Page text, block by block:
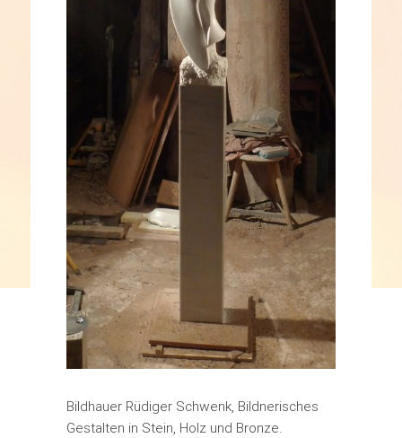
Bildhauer Rüdiger Schwenk, Bildnerisches
Gestalten in Stein, Holz und Bronze.